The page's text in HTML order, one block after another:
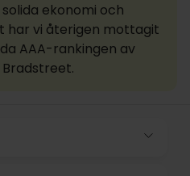
ekonomi och
har vi återigen mottagit
AAA-rankingen av
Bradstreet.